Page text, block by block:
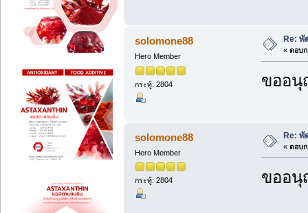
solomone88
Hero Member
กระทู้: 2804
Re: พั
« ตอบก
ขออนุ
solomone88
Hero Member
กระทู้: 2804
Re: พั
« ตอบก
ขออนุ